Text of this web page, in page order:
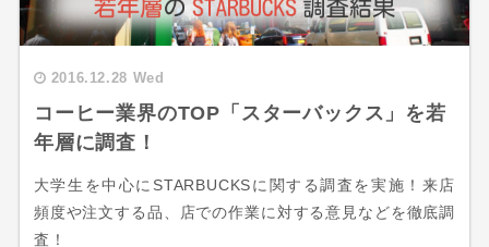
2016.12.28 Wed
コーヒー業界のTOP「スターバックス」を若
年層に調査！
大学生を中心にSTARBUCKSに関する調査を実施！来店
頻度や注文する品、店での作業に対する意見などを徹底調
査！